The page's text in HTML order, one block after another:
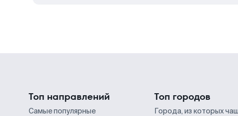
Топ направлений
Самые популярные
Топ городов
Города, из которых